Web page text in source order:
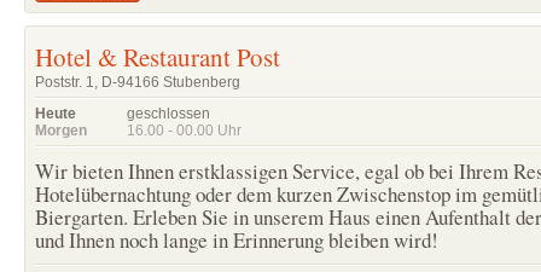
Hotel & Restaurant Post
Poststr. 1, D-94166 Stubenberg
Heute
Morgen
geschlossen
16.00 - 00.00 Uhr
Wir bieten Ihnen erstklassigen Service, egal ob bei Ihrem
Hotelübernachtung oder dem kurzen Zwischenstop im
Biergarten. Erleben Sie in unserem Haus einen Aufenthalt
und Ihnen noch lange in Erinnerung bleiben wird!